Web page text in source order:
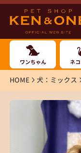
ワンちゃん ネ
HOME 犬：ミックス